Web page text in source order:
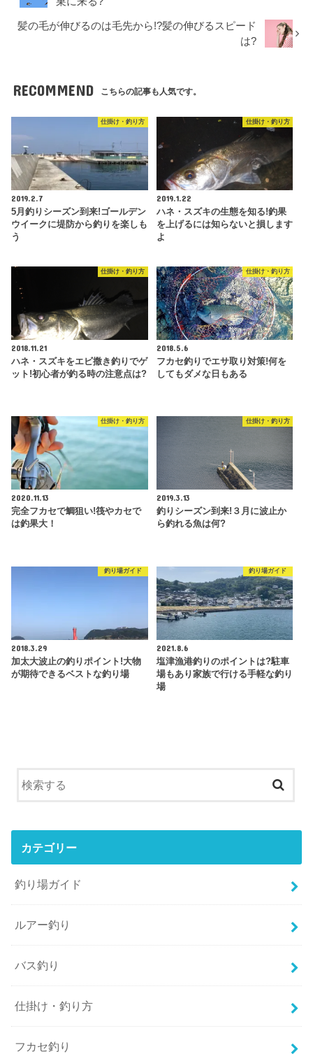
髪の毛が伸びるのは毛先から!?髪の伸びるスピード
は?
RECOMMEND こちらの記事も人気です。
仕掛け・釣り方
2019.2.7
5月釣りシーズン到来!ゴールデン
ウイークに堤防から釣りを楽しも
う
仕掛け・釣り方
2019.1.22
ハネ・スズキの生態を知る!釣果
を上げるには知らないと損します
よ
仕掛け・釣り方
2018.11.21
ハネ・スズキをエビ撒き釣りでゲ
ット!初心者が釣る時の注意点は?
仕掛け・釣り方
2018.5.6
フカセ釣りでエサ取り対策!何を
してもダメな日もある
仕掛け・釣り方
2020.11.13
完全フカセで鯛狙い!筏やカセで
は釣果大！
仕掛け・釣り方
2019.3.13
釣りシーズン到来!３月に波止か
ら釣れる魚は何?
釣り場ガイド
2018.3.29
加太大波止の釣りポイント!大物
が期待できるベストな釣り場
釣り場ガイド
2021.8.6
塩津漁港釣りのポイントは?駐車
場もあり家族で行ける手軽な釣り
場
カテゴリー
釣り場ガイド
ルアー釣り
バス釣り
仕掛け・釣り方
フカセ釣り